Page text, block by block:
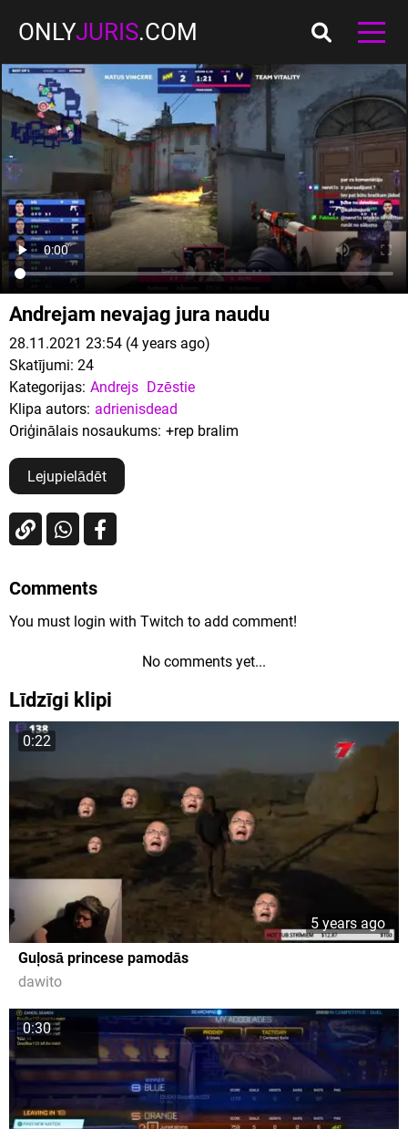
ONLYJURIS.COM
Andrejam nevajag jura naudu
28.11.2021 23:54 (4 years ago)
Skatījumi: 24
Kategorijas: Andrejs Dzēstie
Klipa autors: adrienisdead
Oriģinālais nosaukums: +rep bralim
Lejupielādēt
Comments
You must login with Twitch to add comment!
No comments yet...
Līdzīgi klipi
0:22
5 years ago
Guļosā princese pamodās
dawito
0:30